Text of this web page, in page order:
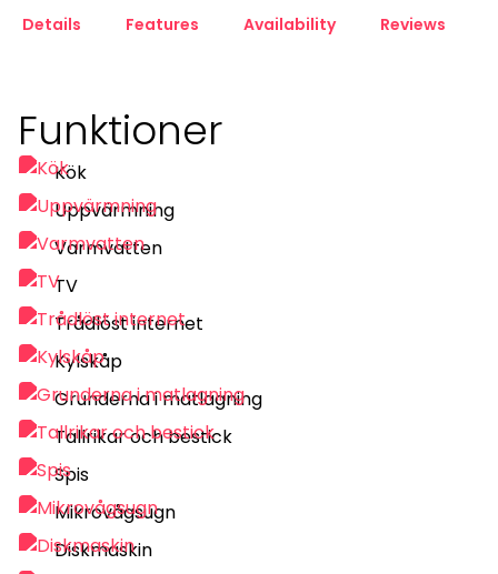
Details Features Availability Reviews
Funktioner
Kök
Uppvärmning
Varmvatten
TV
Trådlöst internet
Kylskåp
Grunderna i matlagning
Tallrikar och bestick
Spis
Mikrovågsugn
Diskmaskin